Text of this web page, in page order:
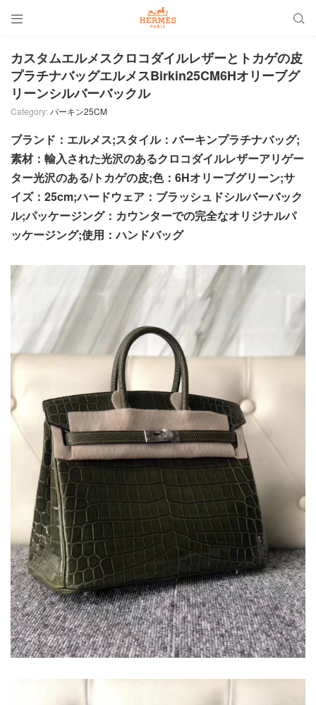
 
カスタムエルメスクロコダイルレザーとトカゲの皮
プラチナバッグエルメスBirkin25CM6Hオリーブグ
リーンシルバーバックル
Category:バーキン25CM
ブランド：エルメス;スタイル：バーキンプラチナバッグ;
素材：輸入された光沢のあるクロコダイルレザーアリゲー
ター光沢のある/トカゲの皮;色：6Hオリーブグリーン;サ
イズ：25cm;ハードウェア：ブラッシュドシルバーバック
ル;パッケージング：カウンターでの完全なオリジナルパ
ッケージング;使用：ハンドバッグ